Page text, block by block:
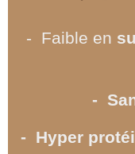
- Faible en
-
- Hyper